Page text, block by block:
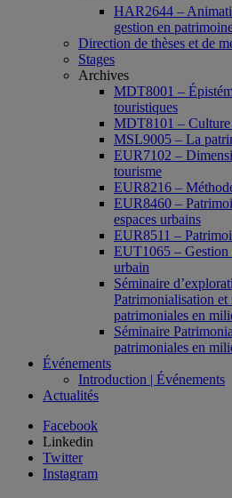
HAR2644 –
gestion en
Direction de thèses et de
Stages
Archives
MDT8001 –
touristiques
MDT8101 – Culture
MSL9005 – La
EUR7102 –
tourisme
EUR8216 –
EUR8460 –
espaces urbains
EUR8511 –
EUT1065 – Gestion
urbain
Séminaire
Patrimonialisation et
patrimoniales en
Séminaire
patrimoniales en
Événements
Introduction | Événements
Actualités
Facebook
Linkedin
Twitter
Instagram